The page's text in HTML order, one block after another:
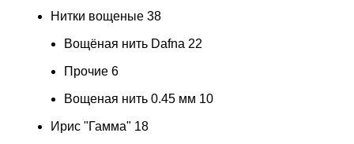
Нитки вощеные 38
Вощёная нить Dafna 22
Прочие 6
Вощеная нить 0.45 мм 10
Ирис "Гамма" 18